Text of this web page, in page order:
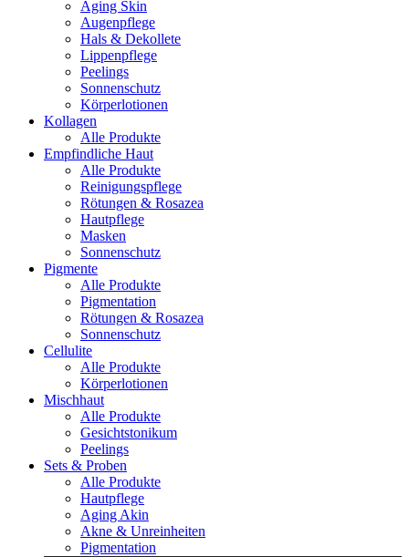
Aging Skin
Augenpflege
Hals & Dekollete
Lippenpflege
Peelings
Sonnenschutz
Körperlotionen
Kollagen
Alle Produkte
Empfindliche Haut
Alle Produkte
Reinigungspflege
Rötungen & Rosazea
Hautpflege
Masken
Sonnenschutz
Pigmente
Alle Produkte
Pigmentation
Rötungen & Rosazea
Sonnenschutz
Cellulite
Alle Produkte
Körperlotionen
Mischhaut
Alle Produkte
Gesichtstonikum
Peelings
Sets & Proben
Alle Produkte
Hautpflege
Aging Akin
Akne & Unreinheiten
Pigmentation